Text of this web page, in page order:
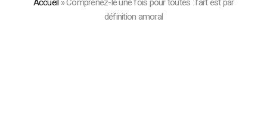
définition amoral